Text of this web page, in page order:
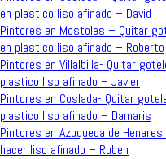
en plastico liso afinado – David
Pintores en Mostoles – Quitar
en plastico liso afinado – Roberto
Pintores en Villalbilla- Quitar
plastico liso afinado – Javier
Pintores en Coslada- Quitar
plastico liso afinado – Damaris
Pintores en Azuqueca de
hacer liso afinado – Ruben